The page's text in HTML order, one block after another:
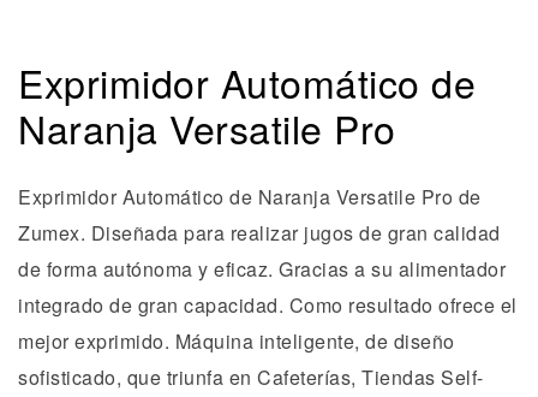
Exprimidor Automático de
Naranja Versatile Pro
Exprimidor Automático de Naranja Versatile Pro de
Zumex. Diseñada para realizar jugos de gran calidad
de forma autónoma y eficaz. Gracias a su alimentador
integrado de gran capacidad. Como resultado ofrece el
mejor exprimido. Máquina inteligente, de diseño
sofisticado, que triunfa en Cafeterías, Tiendas Self-